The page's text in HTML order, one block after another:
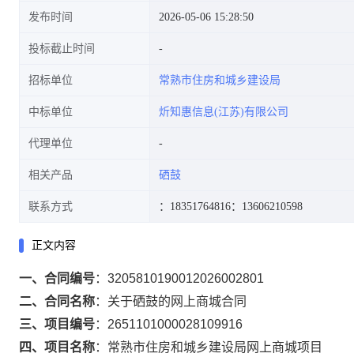
发布时间 2026-05-06 15:28:50
投标截止时间
招标单位 常熟市住房和城乡建设局
中标单位 炘知惠信息(江苏)有限公司
代理单位
相关产品 硒鼓
联系方式 ：18351764816：13606210598
正文内容
一、合同编号： 3205810190012026002801
二、合同名称： 关于硒鼓的网上商城合同
三、项目编号： 2651101000028109916
四、项目名称： 常熟市住房和城乡建设局网上商城项目